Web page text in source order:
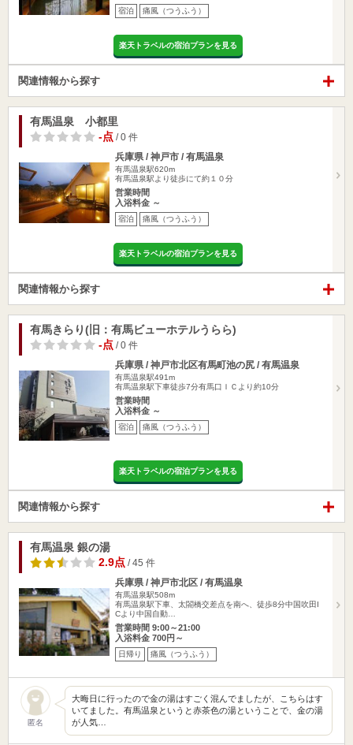
宿泊 痛風（つうふう）
楽天トラベルの宿泊プランを見る
関連情報から探す
有馬温泉 小都里
-点 / 0 件
兵庫県 / 神戸市 / 有馬温泉
有馬温泉駅620m
有馬温泉駅より徒歩にて約１０分
営業時間
入浴料金 ～
宿泊 痛風（つうふう）
楽天トラベルの宿泊プランを見る
関連情報から探す
有馬きらり(旧：有馬ビューホテルうらら)
-点 / 0 件
兵庫県 / 神戸市北区有馬町池の尻 / 有馬温泉
有馬温泉駅491m
有馬温泉駅下車徒歩7分有馬口ＩＣより約10分
営業時間
入浴料金 ～
宿泊 痛風（つうふう）
楽天トラベルの宿泊プランを見る
関連情報から探す
有馬温泉 銀の湯
2.9点 / 45 件
兵庫県 / 神戸市北区 / 有馬温泉
有馬温泉駅508m
有馬温泉駅下車、太閤橋交差点を南へ、徒歩8分中国吹田I
Cより中国自動…
営業時間 9:00～21:00
入浴料金 700円～
日帰り 痛風（つうふう）
匿名
大晦日に行ったので金の湯はすごく混んでましたが、こちらはす
いてました。有馬温泉というと赤茶色の湯ということで、金の湯
が人気…